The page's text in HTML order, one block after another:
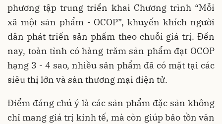
phương tập trung triển khai Chương trình “Mỗi
xã một sản phẩm - OCOP”, khuyến khích người
dân phát triển sản phẩm theo chuỗi giá trị. Đến
nay, toàn tỉnh có hàng trăm sản phẩm đạt OCOP
hạng 3 - 4 sao, nhiều sản phẩm đã có mặt tại các
siêu thị lớn và sàn thương mại điện tử.
Điểm đáng chú ý là các sản phẩm đặc sản không
chỉ mang giá trị kinh tế, mà còn giúp bảo tồn văn